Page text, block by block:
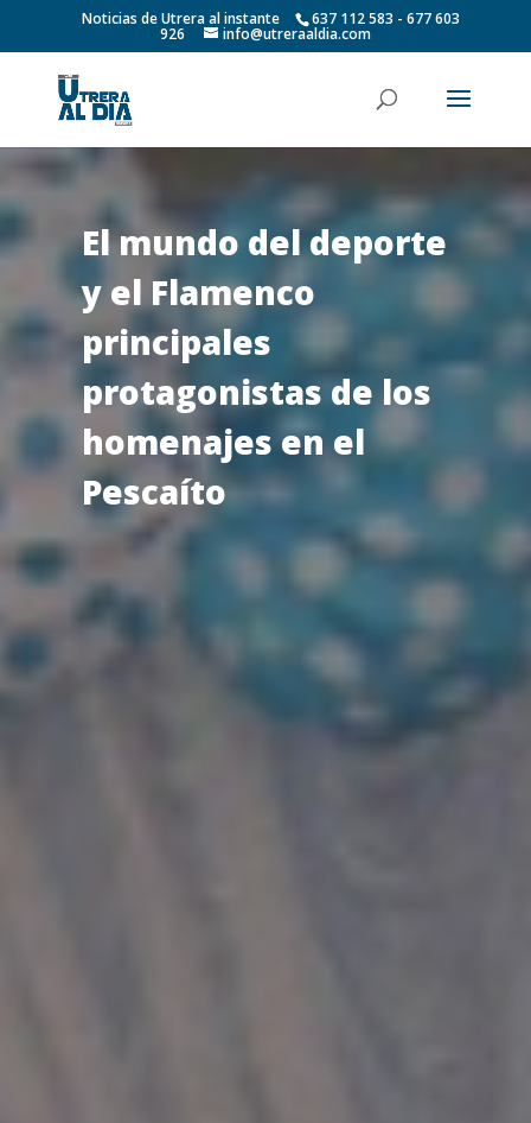
Noticias de Utrera al instante 637 112 583 - 677 603
926 info@utreraaldia.com
El mundo del deporte
y el Flamenco
principales
protagonistas de los
homenajes en el
Pescaíto